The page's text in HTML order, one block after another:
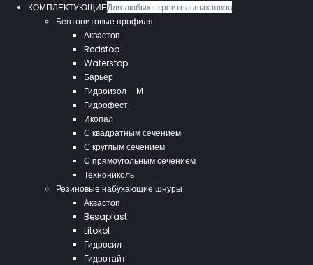
КОМПЛЕКТУЮЩИЕДля любых строительных швов
Бентонитовые профиля
Аквастоп
Redstop
Waterstop
Барьер
Гидроизол – М
Гидрофест
Икопал
С квадратным сечением
С круглым сечением
С прямоугольным сечением
Технониколь
Резиновые набухающие шнуры
Аквастоп
Besaplast
Litokol
Гидросил
Гидротайт